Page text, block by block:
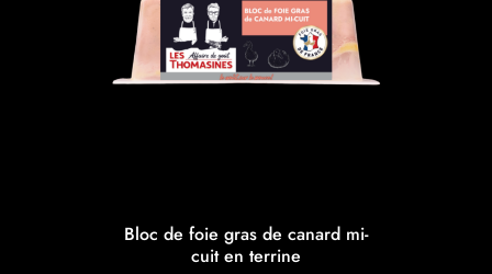
Bloc de foie gras de canard mi-
cuit en terrine